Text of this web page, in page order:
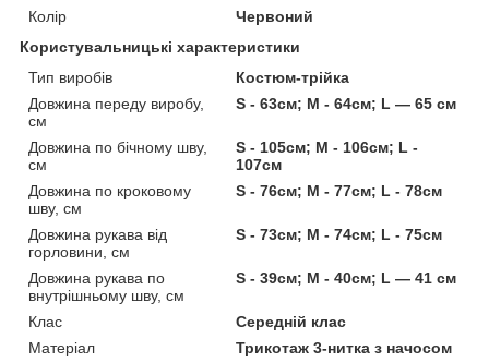
Колір
Червоний
Користувальницькі характеристики
Тип виробів
Костюм-трійка
Довжина переду виробу,
см
S - 63см; M - 64см; L — 65 см
Довжина по бічному шву,
см
S - 105см; M - 106см; L -
107см
Довжина по кроковому
шву, см
S - 76см; M - 77см; L - 78см
Довжина рукава від
горловини, см
S - 73см; M - 74см; L - 75см
Довжина рукава по
внутрішньому шву, см
S - 39см; M - 40см; L — 41 см
Клас
Середній клас
Матеріал
Трикотаж 3-нитка з начосом